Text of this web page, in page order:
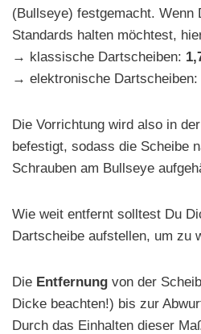
(Bullseye) festgemacht. Wenn
Standards halten möchtest,
→ klassische Dartscheiben:
→ elektronische Dartscheiben:
Die Vorrichtung wird also in
befestigt, sodass die Scheibe
Schrauben am Bullseye
Wie weit entfernt solltest Du
Dartscheibe aufstellen, um zu
Die Entfernung von der
Dicke beachten!) bis zur
Durch das Einhalten dieser